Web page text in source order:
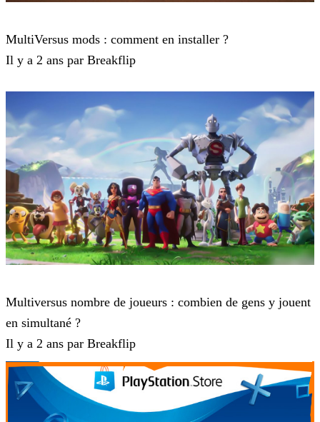
MultiVersus mods : comment en installer ?
Il y a 2 ans par Breakflip
Multiversus nombre de joueurs : combien de gens y jouent
en simultané ?
Il y a 2 ans par Breakflip